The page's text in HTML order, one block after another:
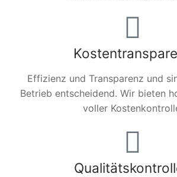
Effizienz und Transparenz und
Betrieb entscheidend. Wir bieten
voller